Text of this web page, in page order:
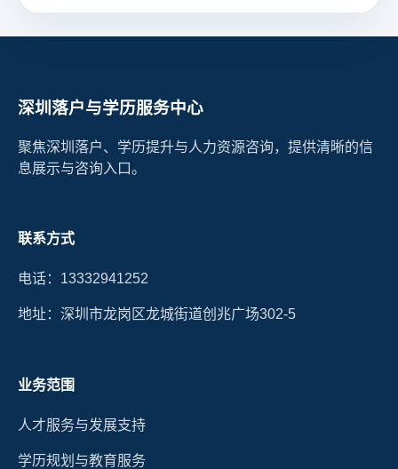
深圳落户与学历服务中心
聚焦深圳落户、学历提升与人力资源咨询，提供清晰的信
息展示与咨询入口。
联系方式
电话：13332941252
地址：深圳市龙岗区龙城街道创兆广场302-5
业务范围
人才服务与发展支持
学历规划与教育服务